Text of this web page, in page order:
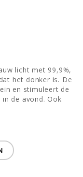
licht met 99,9%,
het donker is. De
en stimuleert de
de avond. Ook